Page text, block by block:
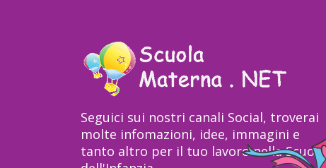
Seguici sui nostri canali Social, troverai
molte infomazioni, idee, immagini e
tanto altro per il tuo lavoro nella Scuola